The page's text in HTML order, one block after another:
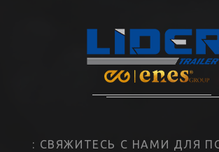
: СВЯЖИТЕСЬ С НАМИ ДЛЯ